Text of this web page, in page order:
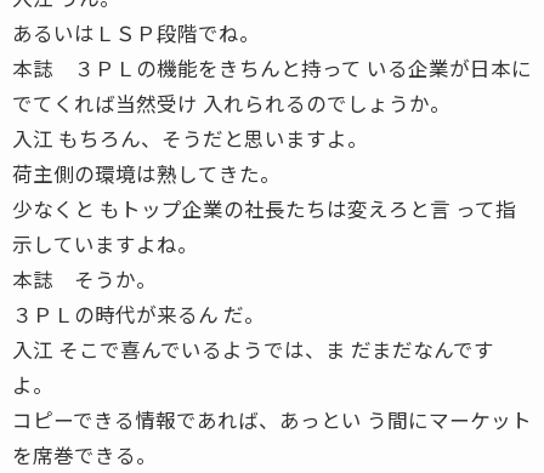
あるいはＬＳＰ段階でね。
本誌 ３ＰＬの機能をきちんと持って いる企業が日本に
でてくれば当然受け 入れられるのでしょうか。
入江 もちろん、そうだと思いますよ。
荷主側の環境は熟してきた。
少なくと もトップ企業の社長たちは変えろと言 って指
示していますよね。
本誌 そうか。
３ＰＬの時代が来るん だ。
入江 そこで喜んでいるようでは、ま だまだなんです
よ。
コピーできる情報であれば、あっとい う間にマーケット
を席巻できる。